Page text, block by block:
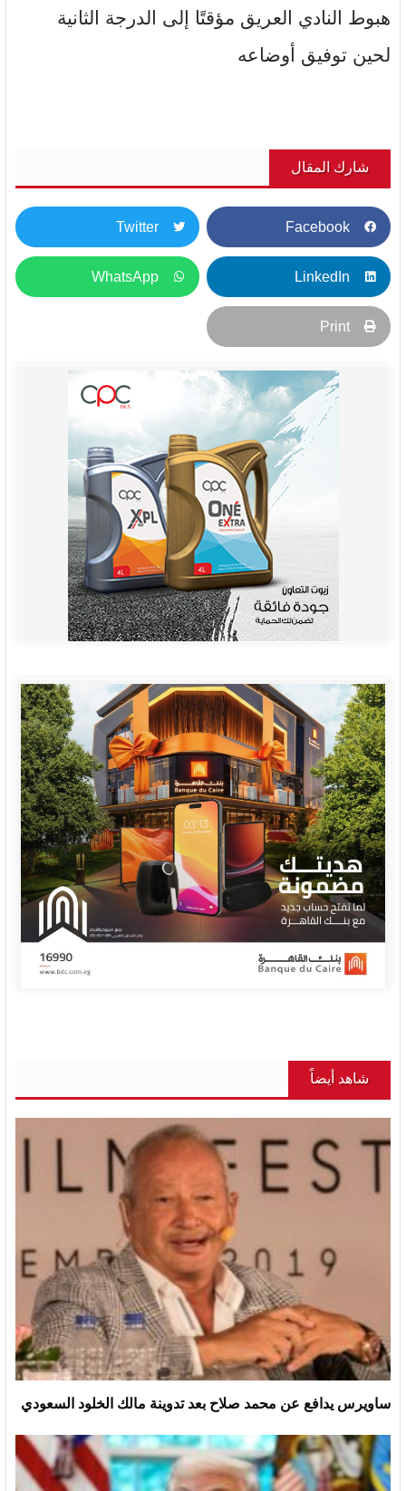
هبوط النادي العريق مؤقتًا إلى الدرجة الثانية
لحين توفيق أوضاعه
شارك المقال
Facebook
Twitter
LinkedIn
WhatsApp
Print
شاهد أيضاً
ساويرس يدافع عن محمد صلاح بعد تدوينة مالك الخلود السعودي